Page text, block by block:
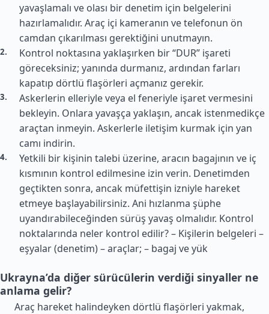
yavaşlamalı ve olası bir denetim için belgelerini
hazırlamalıdır. Araç içi kameranın ve telefonun ön
camdan çıkarılması gerektiğini unutmayın.
Kontrol noktasına yaklaşırken bir “DUR” işareti
göreceksiniz; yanında durmanız, ardından farları
kapatıp dörtlü flaşörleri açmanız gerekir.
Askerlerin elleriyle veya el feneriyle işaret vermesini
bekleyin. Onlara yavaşça yaklaşın, ancak istenmedikçe
araçtan inmeyin. Askerlerle iletişim kurmak için yan
camı indirin.
Yetkili bir kişinin talebi üzerine, aracın bagajının ve iç
kısmının kontrol edilmesine izin verin. Denetimden
geçtikten sonra, ancak müfettişin izniyle hareket
etmeye başlayabilirsiniz. Ani hızlanma şüphe
uyandırabileceğinden sürüş yavaş olmalıdır. Kontrol
noktalarında neler kontrol edilir? – Kişilerin belgeleri –
eşyalar (denetim) – araçlar; – bagaj ve yük
Ukrayna’da diğer sürücülerin verdiği sinyaller ne
anlama gelir?
Araç hareket halindeyken dörtlü flaşörleri yakmak,